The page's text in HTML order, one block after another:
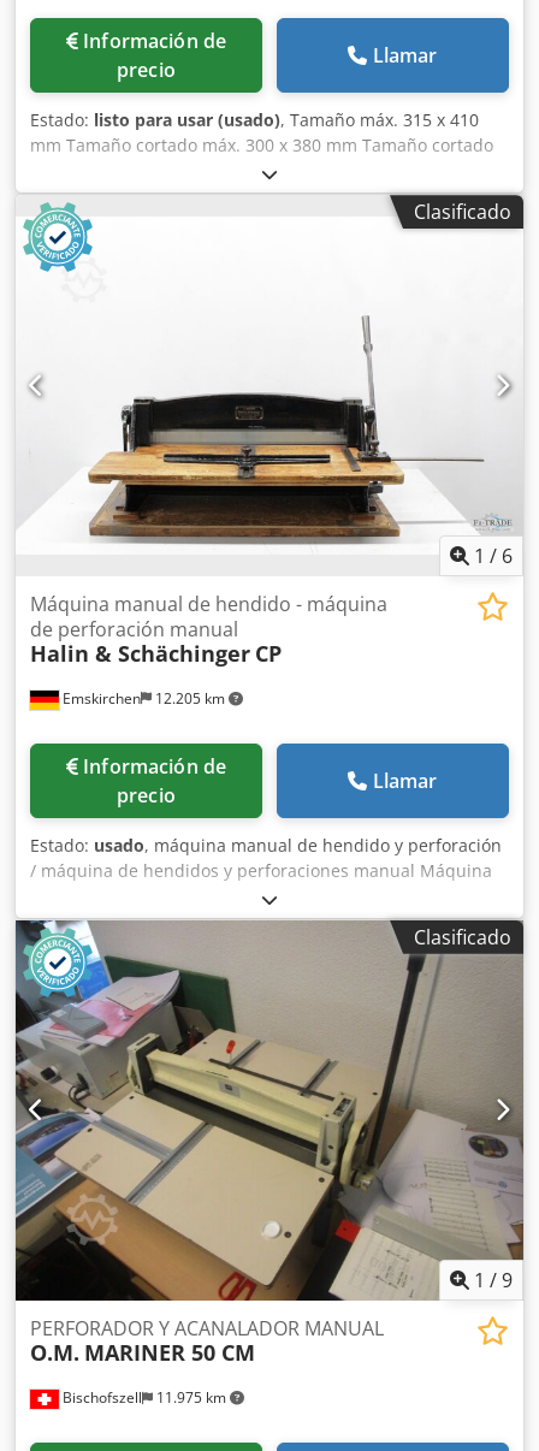
Información de
precio
Llamar
Estado: listo para usar (usado), Tamaño máx. 315 x 410
mm Tamaño cortado máx. 300 x 380 mm Tamaño cortado
50 x 80 mm Velocidad máx. 1.080 c/h Altura de
alimentación 100 mm Crjdpfsyi Szwjx Af Eef Altura de la
mesa 900 mm Presión de sujeción mín. 500 daN Presión de
sujeción 2.000 daN Requisito de potencia 2,2 kW
(220/380V, 50Hz) Anchura 1.370 mm Profundidad 2.100
Clasificado
1 / 6
Emskirchen 12.205 km
Máquina manual de hendido - máquina
de perforación manual
Halin & Schächinger CP
Información de
precio
Llamar
Estado: usado, máquina manual de hendido y perforación
/ máquina de hendidos y perforaciones manual Máquina
de hendido y perforación Halin & Schächinger CP Nº de
serie: 2708 Ancho de trabajo máx.: 500 mm Incluye
herramientas de hendido y perforación Cedpfxozbawde Af
Ejrf Funcionamiento manual Inspección por vídeo online
vía WhatsApp – MS Zoom – Telegram En stock en
Emskirchen/Núremberg – Disponible de inmediato – Puede
probarse
Clasificado
1 /9
Bischofszell 11.975 km
PERFORADOR Y ACANALADOR MANUAL
O.M. MARINER 50 CM